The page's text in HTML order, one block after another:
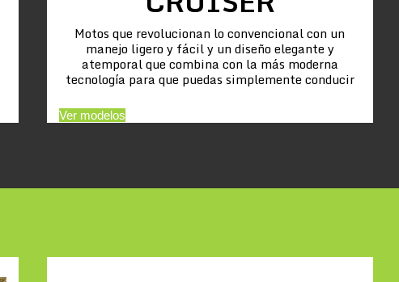
Motos que revolucionan lo convencional con un
manejo ligero y fácil y un diseño elegante y
atemporal que combina con la más moderna
tecnología para que puedas simplemente conducir
Ver modelos